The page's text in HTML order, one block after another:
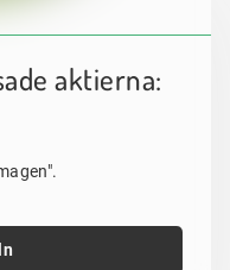
aktierna: